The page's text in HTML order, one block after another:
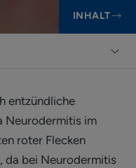
INHALT
entzündliche
Neurodermitis im
roter Flecken
da bei Neurodermitis